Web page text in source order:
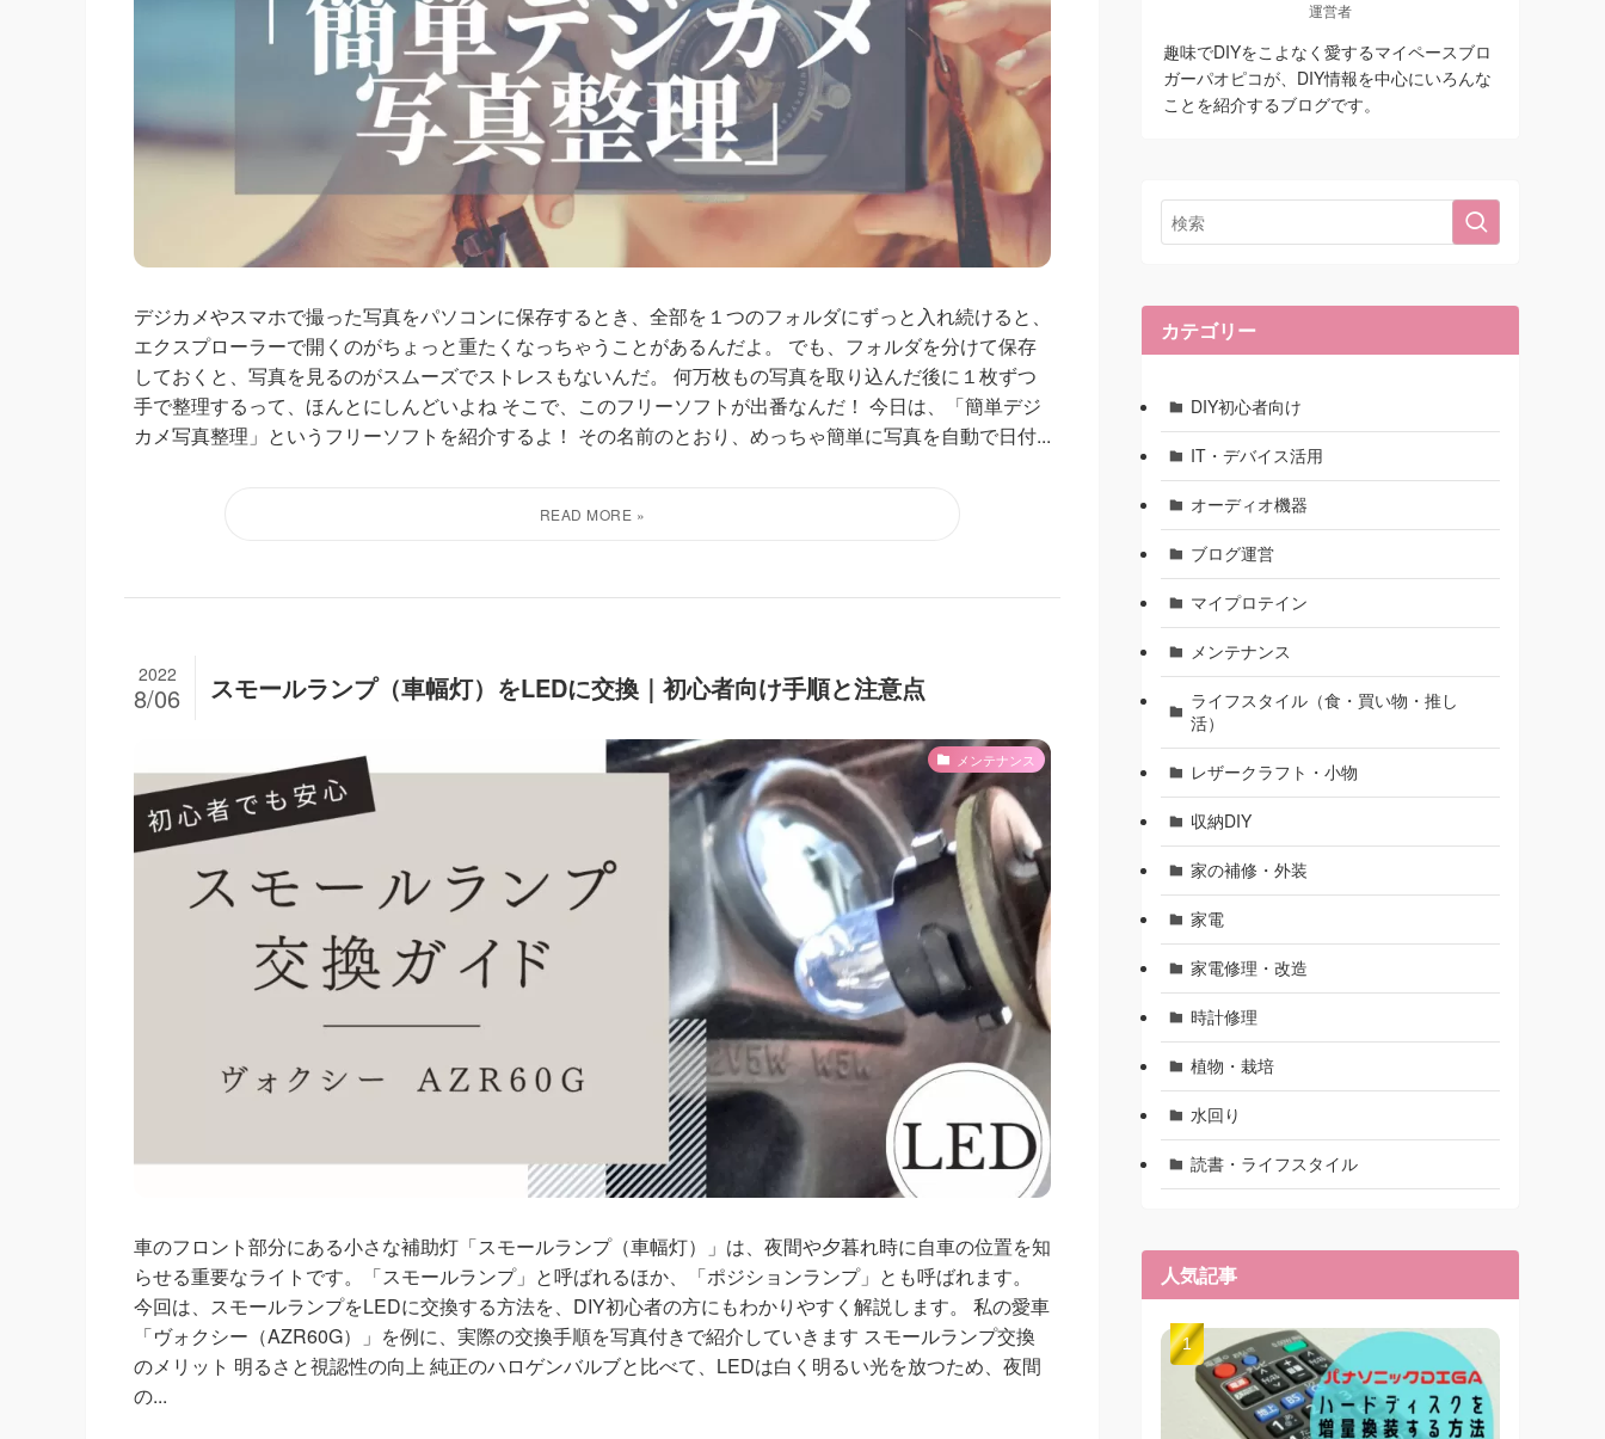
デジカメやスマホで撮った写真をパソコンに保存するとき、全部を１つのフォルダにずっと入れ続けると、
エクスプローラーで開くのがちょっと重たくなっちゃうことがあるんだよ。 でも、フォルダを分けて保存
しておくと、写真を見るのがスムーズでストレスもないんだ。 何万枚もの写真を取り込んだ後に１枚ずつ
手で整理するって、ほんとにしんどいよね そこで、このフリーソフトが出番なんだ！ 今日は、「簡単デジ
カメ写真整理」というフリーソフトを紹介するよ！ その名前のとおり、めっちゃ簡単に写真を自動で日付...
スモールランプ（車幅灯）をLEDに交換｜初心者向け手順と注意点
2022
8/06
メンテナンス
車のフロント部分にある小さな補助灯「スモールランプ（車幅灯）」は、夜間や夕暮れ時に自車の位置を知
らせる重要なライトです。「スモールランプ」と呼ばれるほか、「ポジションランプ」とも呼ばれます。
今回は、スモールランプをLEDに交換する方法を、DIY初心者の方にもわかりやすく解説します。 私の愛車
「ヴォクシー（AZR60G）」を例に、実際の交換手順を写真付きで紹介していきます スモールランプ交換
のメリット 明るさと視認性の向上 純正のハロゲンバルブと比べて、LEDは白く明るい光を放つため、夜間
の...
運営者
趣味でDIYをこよなく愛するマイペースブロ
ガーパオピコが、DIY情報を中心にいろんな
ことを紹介するブログです。
カテゴリー
DIY初心者向け
IT・デバイス活用
オーディオ機器
ブログ運営
マイプロテイン
メンテナンス
ライフスタイル（食・買い物・推し
活）
レザークラフト・小物
収納DIY
家の補修・外装
家電
家電修理・改造
時計修理
植物・栽培
水回り
読書・ライフスタイル
人気記事